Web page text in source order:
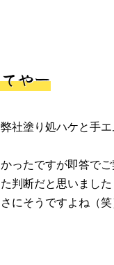
やー
社塗り処ハケと手
ったですが即答で
判断だと思いました
にそうですよね（笑